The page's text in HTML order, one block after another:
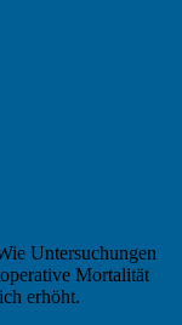
Untersuchungen
Mortalität
erhöht.